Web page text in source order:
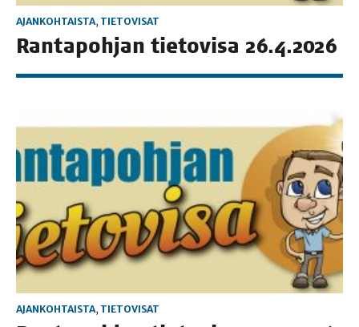
AJANKOHTAISTA, TIETOVISAT
Ran­ta­poh­jan tie­to­vi­sa 26.4.2026
AJANKOHTAISTA, TIETOVISAT